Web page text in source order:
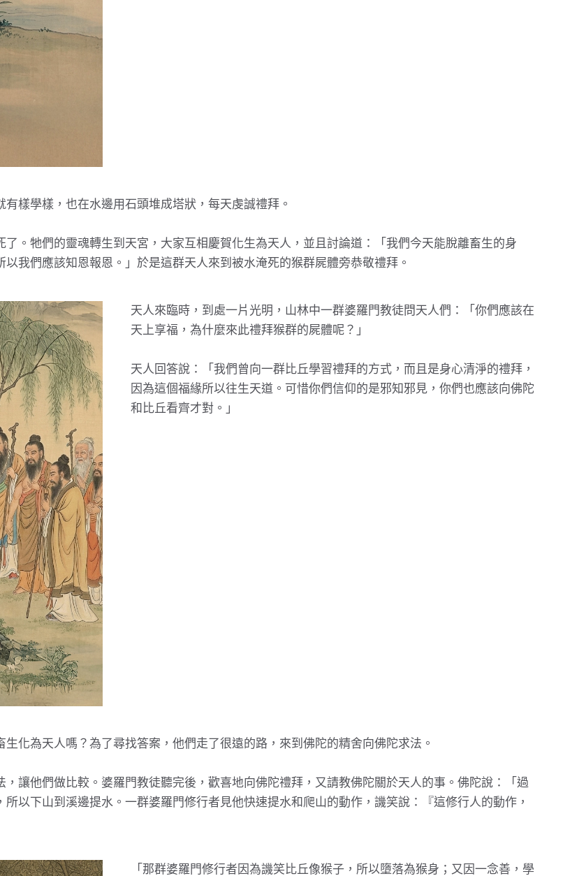
樣學樣，也在水邊用石頭堆成塔狀，每天虔誠禮拜。
。牠們的靈魂轉生到天宮，大家互相慶賀化生為天人，並且討論道：「我們今天能脫離畜生的身
我們應該知恩報恩。」於是這群天人來到被水淹死的猴群屍體旁恭敬禮拜。
天人來臨時，到處一片光明，山林中一群婆羅門教徒問天人們：「你們應該在
天上享福，為什麼來此禮拜猴群的屍體呢？」
天人回答說：「我們曾向一群比丘學習禮拜的方式，而且是身心清淨的禮拜，
因為這個福緣所以往生天道。可惜你們信仰的是邪知邪見，你們也應該向佛陀
和比丘看齊才對。」
化為天人嗎？為了尋找答案，他們走了很遠的路，來到佛陀的精舍向佛陀求法。
讓他們做比較。婆羅門教徒聽完後，歡喜地向佛陀禮拜，又請教佛陀關於天人的事。佛陀說：「過
以下山到溪邊提水。一群婆羅門修行者見他快速提水和爬山的動作，譏笑說：『這修行人的動作，
「那群婆羅門修行者因為譏笑比丘像猴子，所以墮落為猴身；又因一念善，學